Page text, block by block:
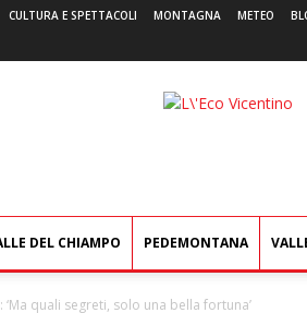
CULTURA E SPETTACOLI MONTAGNA METEO
L'Eco
DEL CHIAMPO PEDEMONTANA
quali segreti, solo una bella fortuna’